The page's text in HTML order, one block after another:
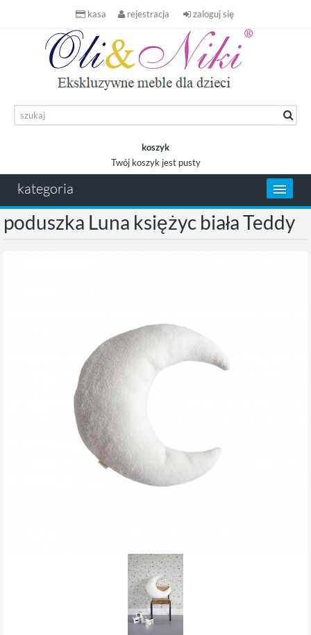
kasa rejestracja zaloguj się
koszyk
Twój koszyk jest pusty
kategoria
poduszka Luna księżyc biała Teddy